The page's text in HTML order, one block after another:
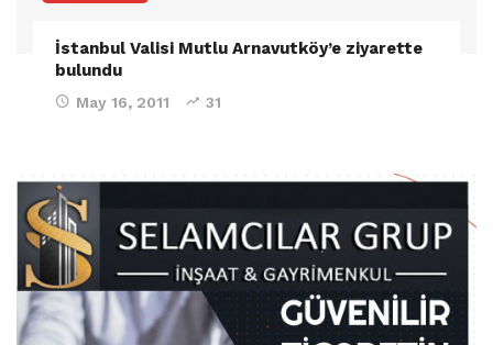
İstanbul Valisi Mutlu Arnavutköy’e ziyarette
bulundu
May 16, 2011 31